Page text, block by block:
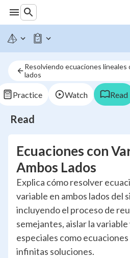
Resolviendo ecuaciones lineales
lados
Practice Watch Read
Read
Ecuaciones con
Ambos Lados
Explica cómo resolver
variable en ambos lados del
incluyendo el proceso de
semejantes, aislar la
especiales como
infinitas soluciones.